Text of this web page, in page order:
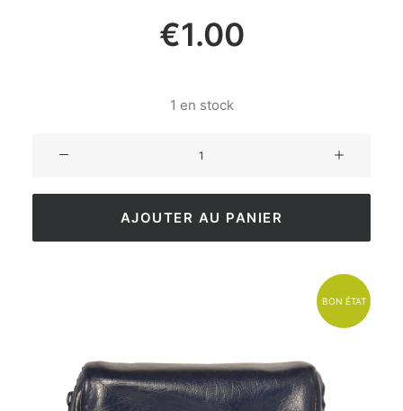
€1.00
1 en stock
AJOUTER AU PANIER
BON ÉTAT